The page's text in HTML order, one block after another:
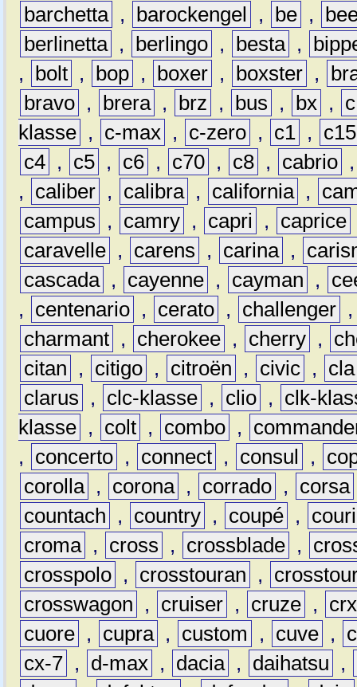
barchetta , barockengel , be ,
berlinetta , berlingo , besta ,
,
bolt , bop , boxer , boxster ,
bravo , brera , brz , bus , bx ,
c
klasse , c-max , c-zero , c1 ,
c15
c4 , c5 , c6 , c70 , c8 , cabrio
,
caliber , calibra , california ,
campus
, camry , capri , caprice
caravelle , carens , carina ,
cascada , cayenne , cayman ,
,
centenario , cerato , challenger
charmant , cherokee , cherry ,
citan
, citigo , citroën , civic ,
cla
clarus
, clc-klasse , clio ,
clk-
klasse , colt , combo ,
,
concerto , connect , consul ,
corolla , corona , corrado , corsa
countach
, country , coupé ,
croma , cross , crossblade ,
crosspolo , crosstouran ,
crosswagon
, cruiser , cruze ,
crx
cuore , cupra , custom , cuve ,
cx-7 , d-max , dacia , daihatsu
,